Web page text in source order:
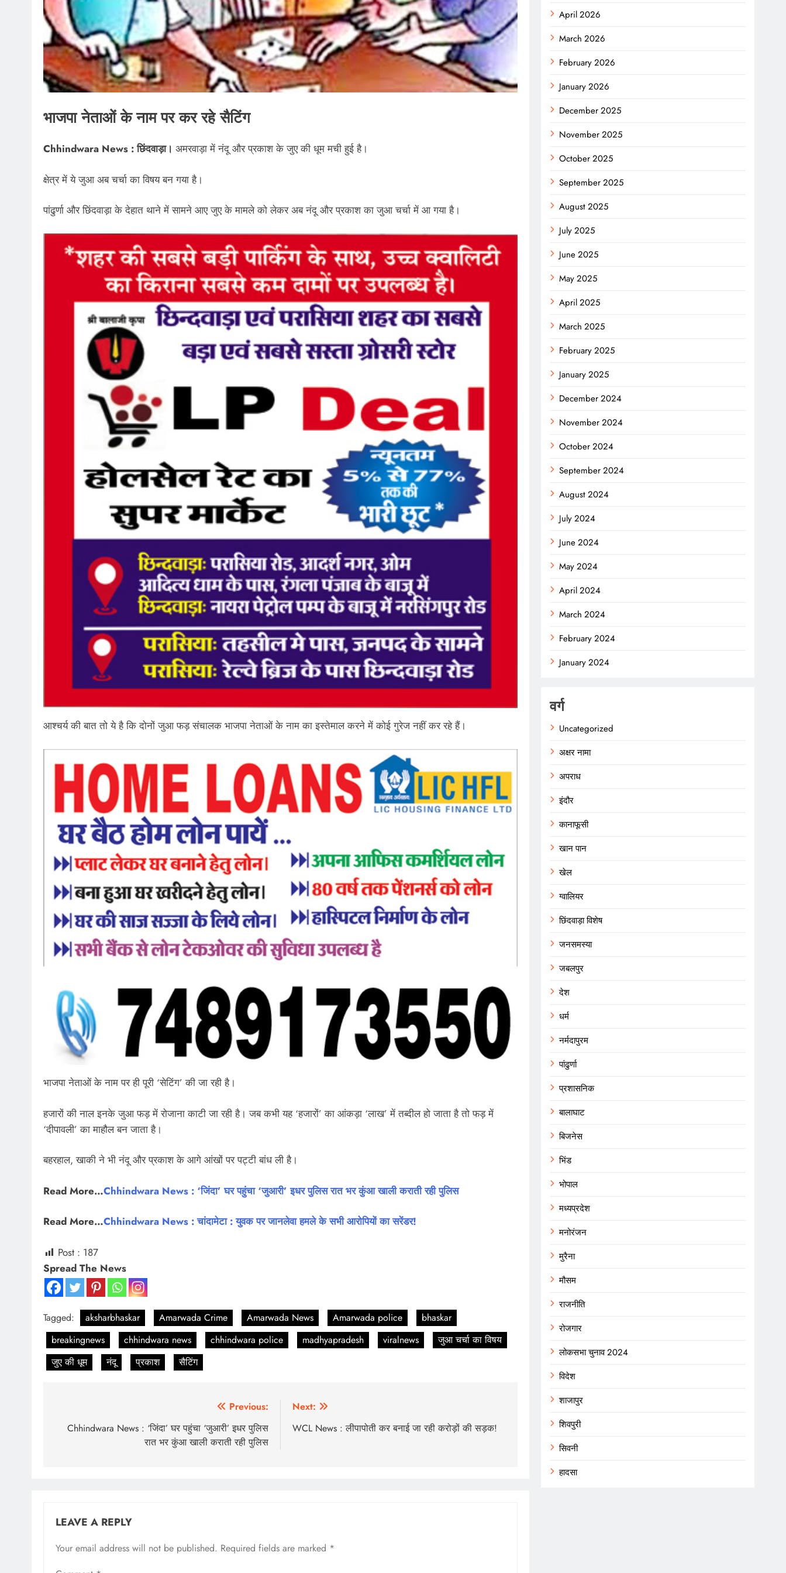
भाजपा नेताओं के नाम पर कर रहे सैटिंग
Chhindwara News : छिंदवाड़ा। अमरवाड़ा में नंदू और प्रकाश के जुए की धूम मची हुई है।
क्षेत्र में ये जुआ अब चर्चा का विषय बन गया है।
पांढुर्णा और छिंदवाड़ा के देहात थाने में सामने आए जुए के मामले को लेकर अब नंदू और प्रकाश का जुआ चर्चा में आ गया है।
आश्चर्य की बात तो ये है कि दोनों जुआ फड़ संचालक भाजपा नेताओं के नाम का इस्तेमाल करने में कोई गुरेज नहीं कर रहे हैं।
भाजपा नेताओं के नाम पर ही पूरी ‘सेटिंग’ की जा रही है।
हजारों की नाल इनके जुआ फड़ में रोजाना काटी जा रही है। जब कभी यह ‘हजारों’ का आंकड़ा ‘लाख’ में तब्दील हो जाता है तो फड़ में
‘दीपावली’ का माहौल बन जाता है।
बहरहाल, खाकी ने भी नंदू और प्रकाश के आगे आंखों पर पट्टी बांध ली है।
Read More…Chhindwara News : ‘जिंदा’ घर पहुंचा ‘जुआरी’ इधर पुलिस रात भर कुंआ खाली कराती रही पुलिस
Read More…Chhindwara News : चांदामेटा : युवक पर जानलेवा हमले के सभी आरोपियों का सरेंडर!
Post : 187
Spread The News
Tagged: aksharbhaskar Amarwada Crime Amarwada News Amarwada police
bhaskar
breakingnews
chhindwara news chhindwara police madhyapradesh viralnews
जुआ चर्चा का विषय
जुए की धूम
नंदू प्रकाश सैटिंग
navigation
Previous:
Chhindwara News : ‘जिंदा’ घर पहुंचा ‘जुआरी’ इधर पुलिस
रात भर कुंआ खाली कराती रही पुलिस
Next:
WCL News : लीपापोती कर बनाई जा रही करोड़ों की सड़क!
LEAVE A REPLY
Your email address will not be published. Required fields are marked *
April 2026
March 2026
February 2026
January 2026
December 2025
November 2025
October 2025
September 2025
August 2025
July 2025
June 2025
May 2025
April 2025
March 2025
February 2025
January 2025
December 2024
November 2024
October 2024
September 2024
August 2024
July 2024
June 2024
May 2024
April 2024
March 2024
February 2024
January 2024
वर्ग
Uncategorized
अक्षर नामा
अपराध
इंदौर
कानाफूसी
खान पान
खेल
ग्वालियर
छिंदवाड़ा विशेष
जनसमस्या
जबलपुर
देश
धर्म
नर्मदापुरम
पांढुर्णा
प्रशासनिक
बालाघाट
बिजनेस
भिंड
भोपाल
मध्यप्रदेश
मनोरंजन
मुरैना
मौसम
राजनीति
रोजगार
लोकसभा चुनाव 2024
विदेश
शाजापुर
शिवपुरी
सिवनी
हादसा